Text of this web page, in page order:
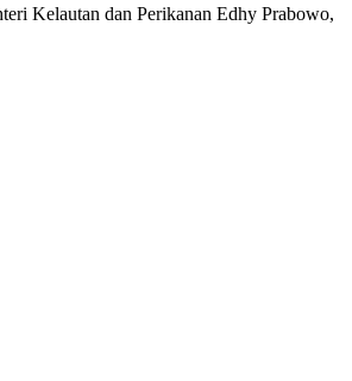
Kelautan dan Perikanan Edhy Prabowo,